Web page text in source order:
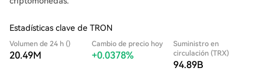
Estadísticas clave de TRON
Volumen de 24 h ()
20.49M
Cambio de precio hoy
+0.0378%
Suministro en
circulación (TRX)
94.89B